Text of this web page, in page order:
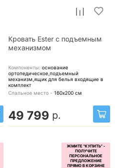
Кровать Ester с подъемным
механизмом
Компоненты: основание
ортопедическое,подъемный
механизм,ящик для белья входящие в
комплект
Спальное место - 160х200 см
49 799 р.